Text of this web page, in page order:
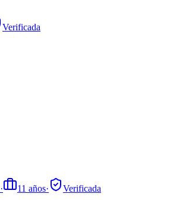
Verificada
· 11 años·
Verificada